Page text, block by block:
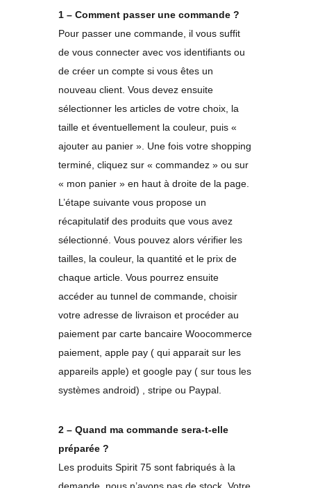
1 – Comment passer une commande ?
Pour passer une commande, il vous suffit
de vous connecter avec vos identifiants ou
de créer un compte si vous êtes un
nouveau client. Vous devez ensuite
sélectionner les articles de votre choix, la
taille et éventuellement la couleur, puis «
ajouter au panier ». Une fois votre shopping
terminé, cliquez sur « commandez » ou sur
« mon panier » en haut à droite de la page.
L’étape suivante vous propose un
récapitulatif des produits que vous avez
sélectionné. Vous pouvez alors vérifier les
tailles, la couleur, la quantité et le prix de
chaque article. Vous pourrez ensuite
accéder au tunnel de commande, choisir
votre adresse de livraison et procéder au
paiement par carte bancaire Woocommerce
paiement, apple pay ( qui apparait sur les
appareils apple) et google pay ( sur tous les
systèmes android) , stripe ou Paypal.
2 – Quand ma commande sera-t-elle
préparée ?
Les produits Spirit 75 sont fabriqués à la